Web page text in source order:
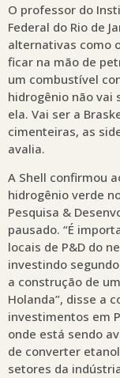
O professor do
Federal do Rio de
alternativas como
ficar na mão de
um combustível
hidrogênio não vai
ela. Vai ser a
cimenteiras, as
avalia.
A Shell confirmou
hidrogênio verde
Pesquisa &
pausado. “É
locais de P&D do
investindo
a construção de
Holanda”, disse a
investimentos em
onde está sendo
de converter
setores da